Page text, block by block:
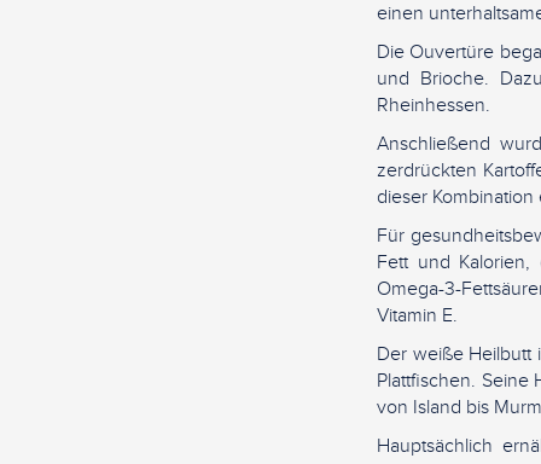
einen
Die Ouvertüre
und Brioche.
Rheinhessen.
Anschließend
zerdrückten
dieser
Für
Fett und
Omega-3-
Vitamin E.
Der weiße Heilbutt
Plattfischen. Seine
von Island bis
Hauptsächlich